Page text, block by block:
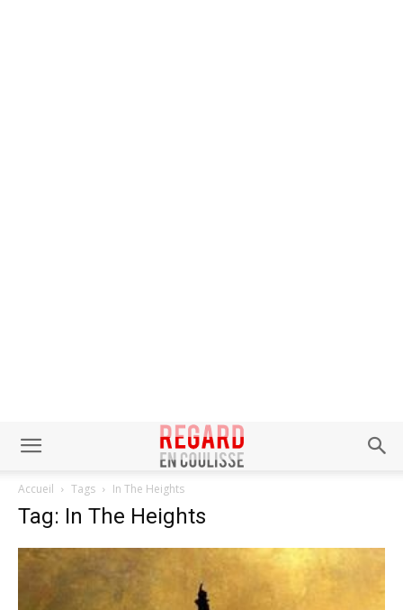
Accueil Tags In The Heights
Tag: In The Heights